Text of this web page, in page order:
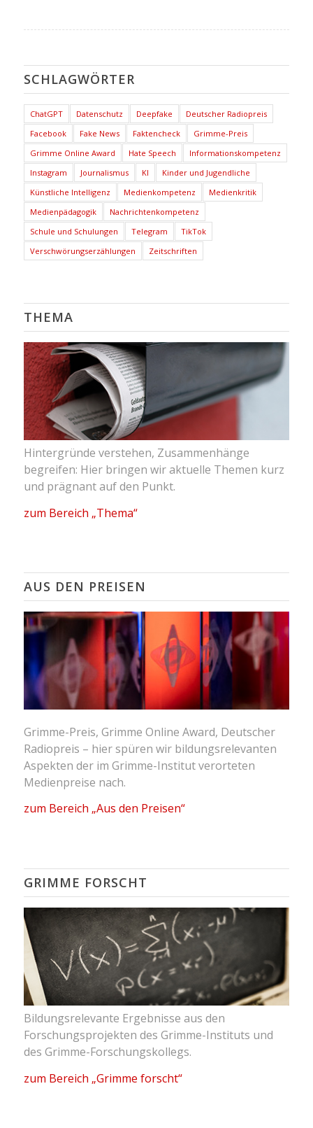
SCHLAGWÖRTER
ChatGPT Datenschutz Deepfake
Deutscher Radiopreis
Facebook
Fake News Faktencheck
Grimme-Preis
Grimme Online Award
Hate Speech
Informationskompetenz
Instagram
Journalismus KI
Kinder und Jugendliche
Künstliche Intelligenz
Medienkompetenz
Medienkritik
Medienpädagogik
Nachrichtenkompetenz
Schule und Schulungen
Telegram
TikTok
Verschwörungserzählungen
Zeitschriften
THEMA
Hintergründe verstehen, Zusammenhänge
begreifen: Hier bringen wir aktuelle Themen kurz
und prägnant auf den Punkt.
zum Bereich „Thema“
AUS DEN PREISEN
Grimme-Preis, Grimme Online Award, Deutscher
Radiopreis – hier spüren wir bildungsrelevanten
Aspekten der im Grimme-Institut verorteten
Medienpreise nach.
zum Bereich „Aus den Preisen“
GRIMME FORSCHT
Bildungsrelevante Ergebnisse aus den
Forschungsprojekten des Grimme-Instituts und
des Grimme-Forschungskollegs.
zum Bereich „Grimme forscht“